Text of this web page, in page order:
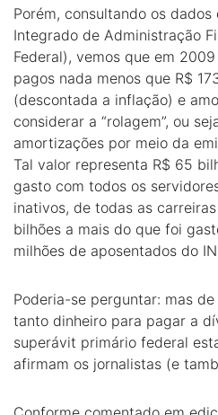
Porém, consultando os dados
Integrado de Administração
Federal), vemos que em
pagos nada menos que R$
(descontada a inflação) e
considerar a “rolagem”, ou
amortizações por meio da
Tal valor representa R$ 65
gasto com todos os
inativos, de todas as
bilhões a mais do que foi
milhões de aposentados do
Poderia-se perguntar: mas
tanto dinheiro para pagar a
superávit primário federal
afirmam os jornalistas (e